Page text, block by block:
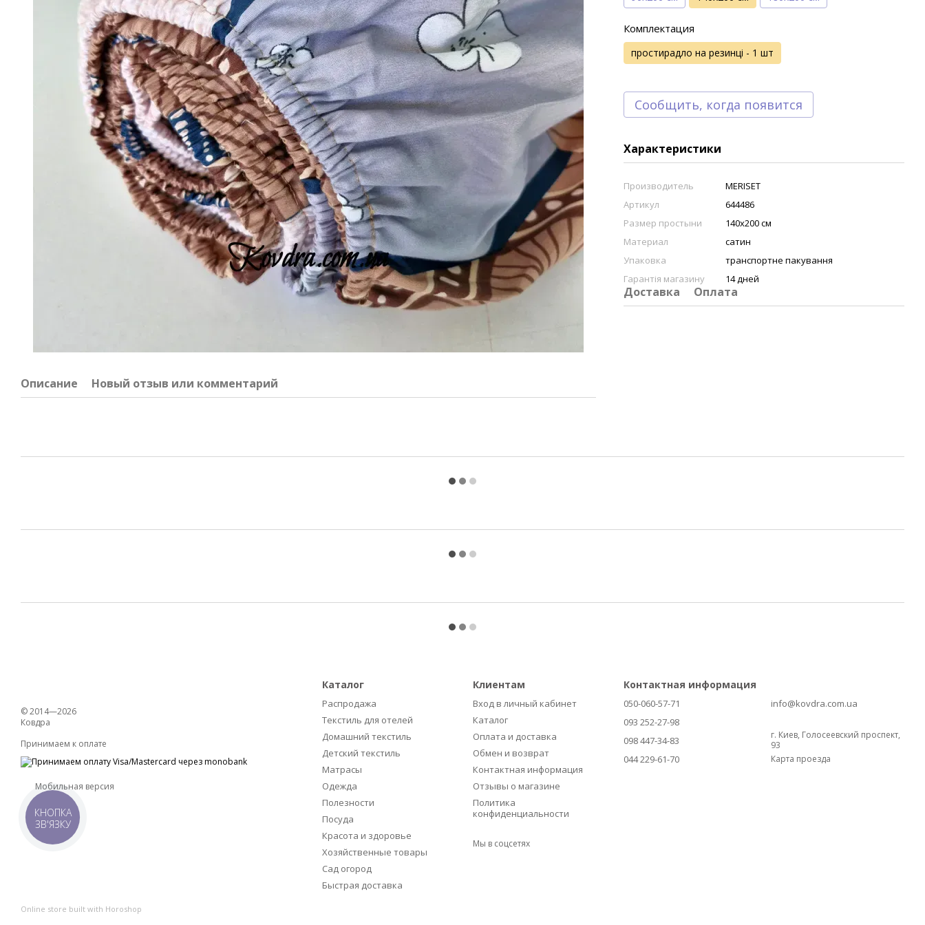
Описание Новый отзыв или комментарий
Комплектация
простирадло на резинці - 1 шт
Сообщить, когда появится
Характеристики
Производитель
MERISET
Артикул
644486
Размер простыни
140х200 см
Материал
сатин
Упаковка
транспортне пакування
Гарантія магазину
14 дней
Доставка Оплата
© 2014—2026
Ковдра
Принимаем к оплате
Мобильная версия
Online store built with Horoshop
Каталог
Распродажа
Текстиль для отелей
Домашний текстиль
Детский текстиль
Матрасы
Одежда
Полезности
Посуда
Красота и здоровье
Хозяйственные товары
Сад огород
Быстрая доставка
Клиентам
Вход в личный кабинет
Каталог
Оплата и доставка
Обмен и возврат
Контактная информация
Отзывы о магазине
Политика
конфиденциальности
Мы в соцсетях
Контактная информация
050-060-57-71
093 252-27-98
098 447-34-83
044 229-61-70
info@kovdra.com.ua
г. Киев, Голосеевский проспект,
93
Карта проезда
КНОПКА
ЗВ'ЯЗКУ